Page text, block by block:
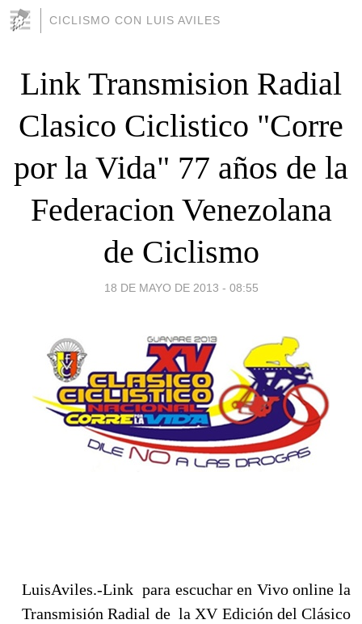
CICLISMO CON LUIS AVILES
Link Transmision Radial
Clasico Ciclistico "Corre
por la Vida" 77 años de la
Federacion Venezolana
de Ciclismo
18 DE MAYO DE 2013 - 08:55
LuisAviles.-Link para escuchar en Vivo online la
Transmisión Radial de la XV Edición del Clásico